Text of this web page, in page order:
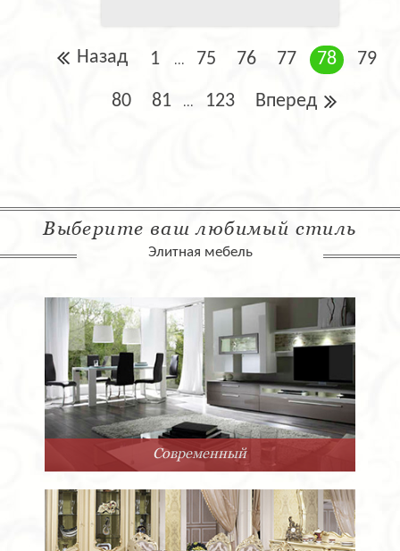
Назад 1 ... 75 76 77 78 79
80 81 ... 123 Вперед
Выберите ваш любимый стиль
Элитная мебель
Современный